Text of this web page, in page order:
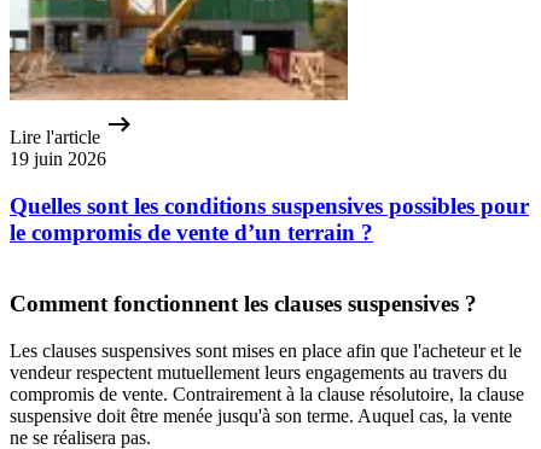
Lire l'article
19 juin 2026
Quelles sont les conditions suspensives possibles pour
le compromis de vente d’un terrain ?
Comment fonctionnent les clauses suspensives ?
Les clauses suspensives sont mises en place afin que l'acheteur et le
vendeur respectent mutuellement leurs engagements au travers du
compromis de vente. Contrairement à la clause résolutoire, la clause
suspensive doit être menée jusqu'à son terme. Auquel cas, la vente
ne se réalisera pas.